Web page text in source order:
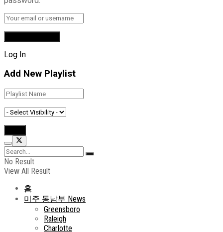
Log In
Add New Playlist
No Result
View All Result
홈
미주 동남부 News
Greensboro
Raleigh
Charlotte